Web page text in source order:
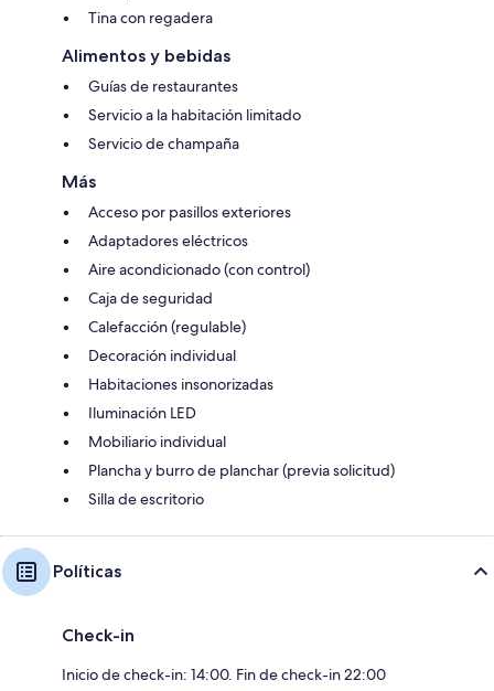
Tina con regadera
Alimentos y bebidas
Guías de restaurantes
Servicio a la habitación limitado
Servicio de champaña
Más
Acceso por pasillos exteriores
Adaptadores eléctricos
Aire acondicionado (con control)
Caja de seguridad
Calefacción (regulable)
Decoración individual
Habitaciones insonorizadas
Iluminación LED
Mobiliario individual
Plancha y burro de planchar (previa solicitud)
Silla de escritorio
Políticas
Check-in
Inicio de check-in: 14:00. Fin de check-in 22:00